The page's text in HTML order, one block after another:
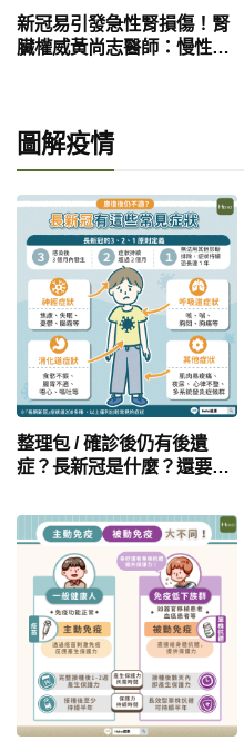
新冠易引發急性腎損傷！腎
臟權威黃尚志醫師：慢性腎
圖解疫情
整理包 / 確診後仍有後遺
症？長新冠是什麼？還要再
腦霧都有可能是常見症狀